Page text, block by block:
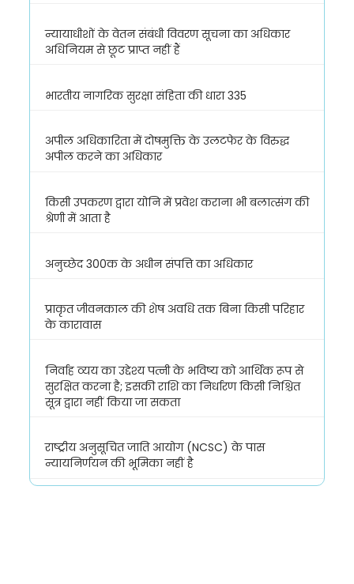
न्यायाधीशों के वेतन संबंधी विवरण सूचना का अधिकार
अधिनियम से छूट प्राप्त नहीं हैं
भारतीय नागरिक सुरक्षा संहिता की धारा 335
अपील अधिकारिता में दोषमुक्ति के उलटफेर के विरुद्ध
अपील करने का अधिकार
किसी उपकरण द्वारा योनि में प्रवेश कराना भी बलात्संग की
श्रेणी में आता है
अनुच्छेद 300क के अधीन संपत्ति का अधिकार
प्राकृत जीवनकाल की शेष अवधि तक बिना किसी परिहार
के कारावास
निर्वाह व्यय का उद्देश्य पत्नी के भविष्य को आर्थिक रूप से
सुरक्षित करना है; इसकी राशि का निर्धारण किसी निश्चित
सूत्र द्वारा नहीं किया जा सकता
राष्ट्रीय अनुसूचित जाति आयोग (NCSC) के पास
न्यायनिर्णयन की भूमिका नहीं है